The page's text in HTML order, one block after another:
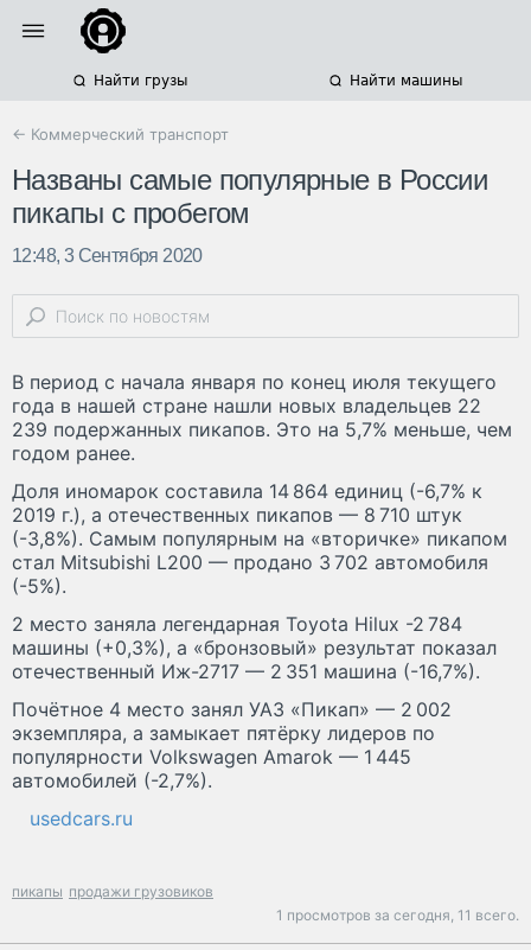
Найти грузы Найти машины
← Коммерческий транспорт
Названы самые популярные в России
пикапы с пробегом
12:48, 3 Сентября 2020
В период с начала января по конец июля текущего
года в нашей стране нашли новых владельцев 22
239 подержанных пикапов. Это на 5,7% меньше, чем
годом ранее.
Доля иномарок составила 14 864 единиц (-6,7% к
2019 г.), а отечественных пикапов — 8 710 штук
(-3,8%). Самым популярным на «вторичке» пикапом
стал Mitsubishi L200 — продано 3 702 автомобиля
(-5%).
2 место заняла легендарная Toyota Hilux -2 784
машины (+0,3%), а «бронзовый» результат показал
отечественный Иж-2717 — 2 351 машина (-16,7%).
Почётное 4 место занял УАЗ «Пикап» — 2 002
экземпляра, а замыкает пятёрку лидеров по
популярности Volkswagen Amarok — 1 445
автомобилей (-2,7%).
usedcars.ru
пикапы продажи грузовиков
1 просмотров за сегодня, 11 всего.